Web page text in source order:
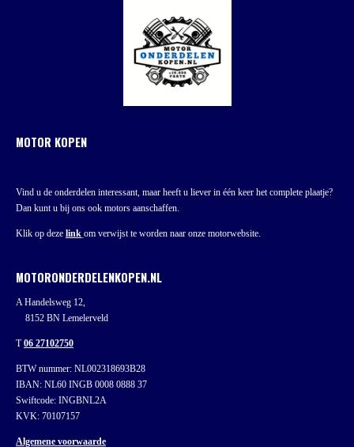
MOTOR KOPEN
Vind u de onderdelen interessant, maar heeft u liever in één keer het complete plaatje?
Dan kunt u bij ons ook motors aanschaffen.
Klik op deze link om verwijst te worden naar onze motorwebsite.
MOTORONDERDELENKOPEN.NL
A Handelsweg 12,
8152 BN Lemelerveld
T06 27102750
BTW nummer: NL002318693B28
IBAN: NL60 INGB 0008 0888 37
Swiftcode: INGBNL2A
KVK: 70107157
Algemene voorwaarde